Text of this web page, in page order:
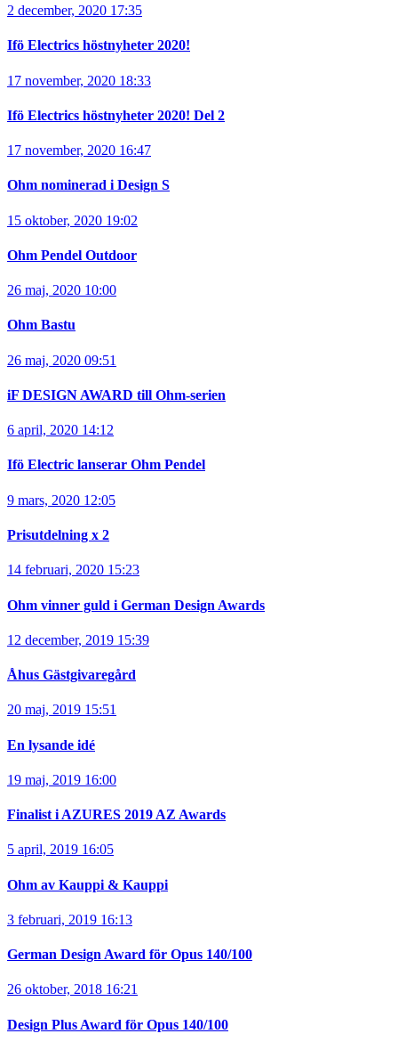
2 december, 2020 17:35
Ifö Electrics höstnyheter 2020!
17 november, 2020 18:33
Ifö Electrics höstnyheter 2020! Del 2
17 november, 2020 16:47
Ohm nominerad i Design S
15 oktober, 2020 19:02
Ohm Pendel Outdoor
26 maj, 2020 10:00
Ohm Bastu
26 maj, 2020 09:51
iF DESIGN AWARD till Ohm-serien
6 april, 2020 14:12
Ifö Electric lanserar Ohm Pendel
9 mars, 2020 12:05
Prisutdelning x 2
14 februari, 2020 15:23
Ohm vinner guld i German Design Awards
12 december, 2019 15:39
Åhus Gästgivaregård
20 maj, 2019 15:51
En lysande idé
19 maj, 2019 16:00
Finalist i AZURES 2019 AZ Awards
5 april, 2019 16:05
Ohm av Kauppi & Kauppi
3 februari, 2019 16:13
German Design Award för Opus 140/100
26 oktober, 2018 16:21
Design Plus Award för Opus 140/100